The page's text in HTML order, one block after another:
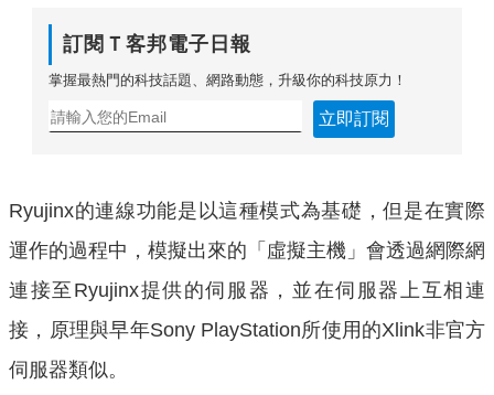
訂閱Ｔ客邦電子日報
掌握最熱門的科技話題、網路動態，升級你的科技原力！
立即訂閱
Ryujinx的連線功能是以這種模式為基礎，但是在實際
運作的過程中，模擬出來的「虛擬主機」會透過網際網
連接至Ryujinx提供的伺服器，並在伺服器上互相連
接，原理與早年Sony PlayStation所使用的Xlink非官方
伺服器類似。